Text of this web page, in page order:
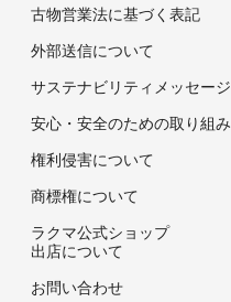
古物営業法に基づく表記
外部送信について
サステナビリティメッセージ
安心・安全のための取り組み
権利侵害について
商標権について
ラクマ公式ショップ
出店について
お問い合わせ